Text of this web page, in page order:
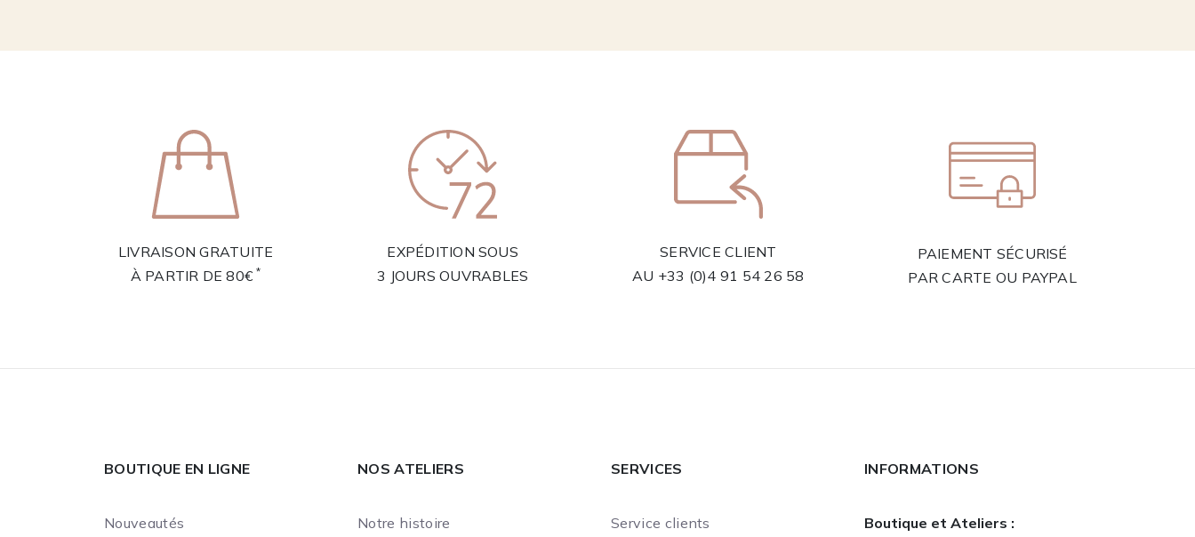
LIVRAISON GRATUITE
À PARTIR DE 80€ *
EXPÉDITION SOUS
3 JOURS OUVRABLES
SERVICE CLIENT
AU +33 (0)4 91 54 26 58
PAIEMENT SÉCURISÉ
PAR CARTE OU PAYPAL
BOUTIQUE EN LIGNE
Nouveautés
NOS ATELIERS
Notre histoire
SERVICES
Service clients
INFORMATIONS
Boutique et Ateliers :